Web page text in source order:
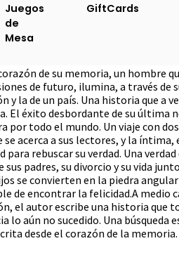
Juegos
de
Mesa
GiftCards
de su memoria, un hombre
de futuro, ilumina, a través de
y la de un país. Una historia que a
El éxito desbordante de su última
por todo el mundo. Un viaje con
se acerca a sus lectores, y la íntima,
para rebuscar su verdad. Una
sus padres, su divorcio y su vida
se convierten en la piedra
de encontrar la felicidad.A medio
el autor escribe una historia que
lo aún no sucedido. Una búsqueda
desde el corazón de la